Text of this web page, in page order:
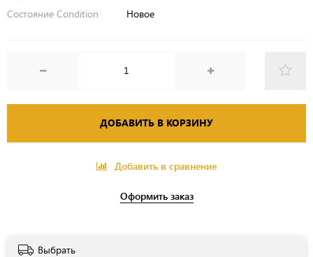
Состояние Condition
Новое
ДОБАВИТЬ В КОРЗИНУ
Добавить в сравнение
Оформить заказ
Выбрать